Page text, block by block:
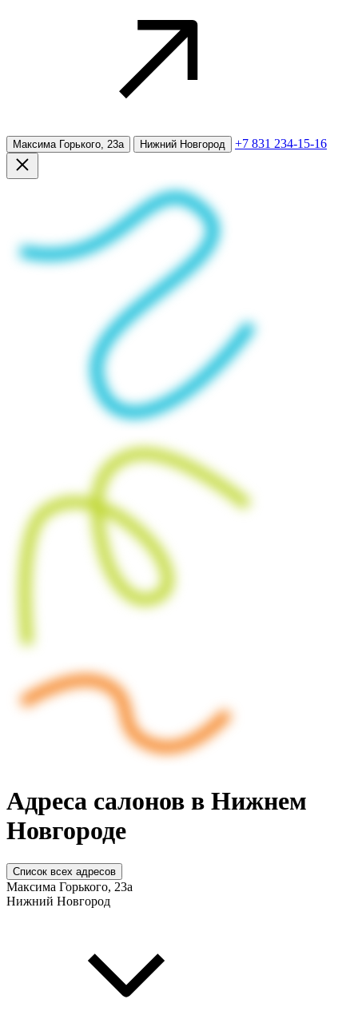
Максима Горького, 23а Нижний Новгород +7 831 234-15-16
Адреса салонов в Нижнем
Новгороде
Список всех адресов
Максима Горького, 23а
Нижний Новгород